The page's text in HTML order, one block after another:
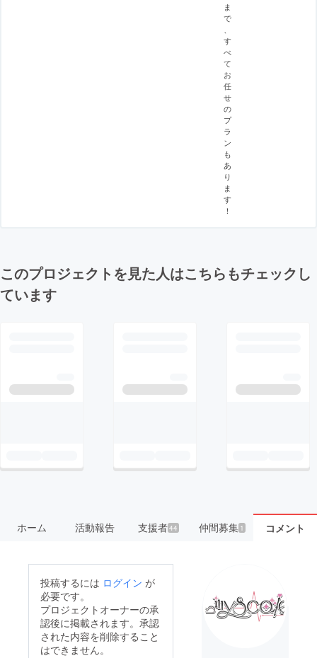
ま
で
す
べ
て
お
任
せ
の
プ
ラ
ン
も
あ
り
ま
す
！
このプロジェクトを見た人はこちらもチェックし
ています
ホーム 活動報告 支援者44 仲間募集 1 コメント
投稿するには ログイン が
必要です。
プロジェクトオーナーの承
認後に掲載されます。承認
された内容を削除すること
はできません。